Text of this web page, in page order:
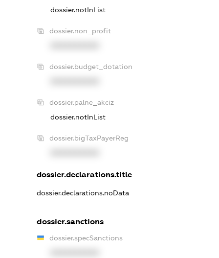
dossier.notInList
dossier.non_profit
dossier.budget_dotation
dossier.palne_akciz
dossier.notInList
dossier.bigTaxPayerReg
dossier.declarations.title
dossier.declarations.noData
dossier.sanctions
dossier.specSanctions